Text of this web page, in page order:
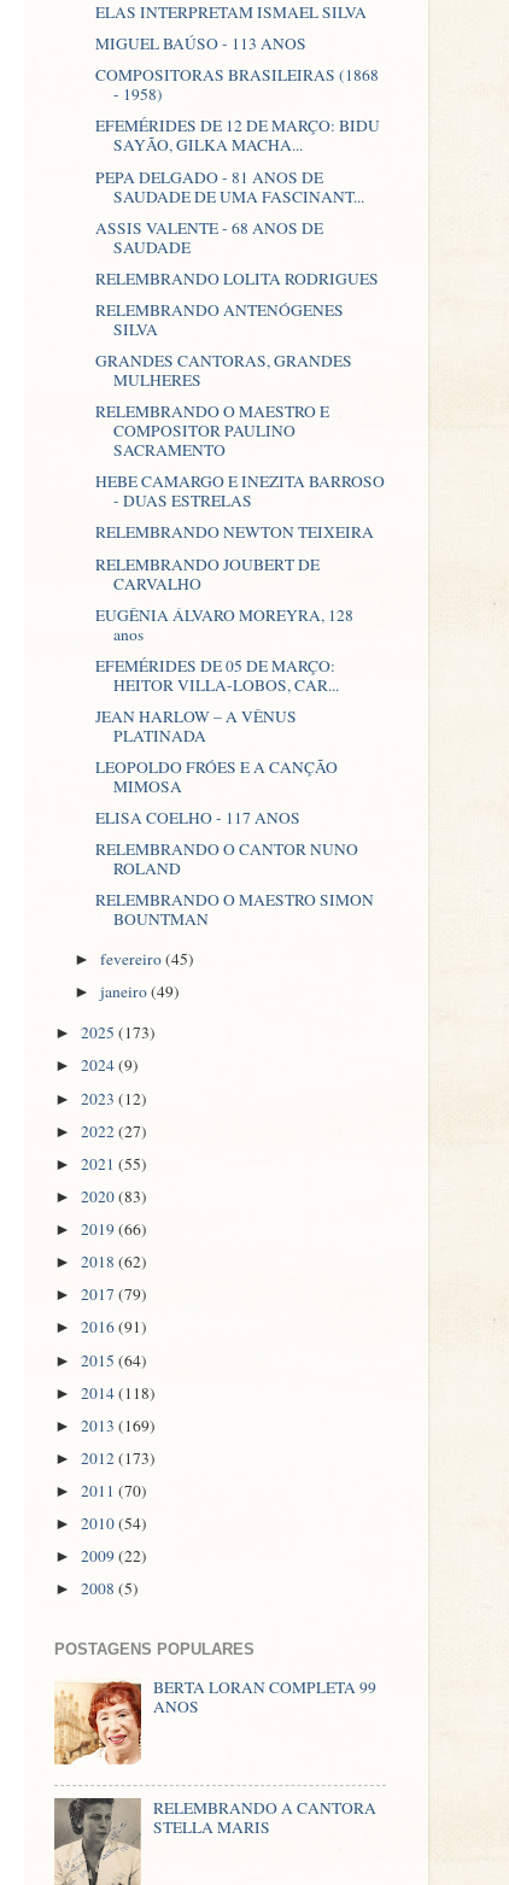
ELAS INTERPRETAM ISMAEL SILVA
MIGUEL BAÚSO - 113 ANOS
COMPOSITORAS BRASILEIRAS (1868
- 1958)
EFEMÉRIDES DE 12 DE MARÇO: BIDU
SAYÃO, GILKA MACHA...
PEPA DELGADO - 81 ANOS DE
SAUDADE DE UMA FASCINANT...
ASSIS VALENTE - 68 ANOS DE
SAUDADE
RELEMBRANDO LOLITA RODRIGUES
RELEMBRANDO ANTENÓGENES
SILVA
GRANDES CANTORAS, GRANDES
MULHERES
RELEMBRANDO O MAESTRO E
COMPOSITOR PAULINO
SACRAMENTO
HEBE CAMARGO E INEZITA BARROSO
- DUAS ESTRELAS
RELEMBRANDO NEWTON TEIXEIRA
RELEMBRANDO JOUBERT DE
CARVALHO
EUGÊNIA ÁLVARO MOREYRA, 128
anos
EFEMÉRIDES DE 05 DE MARÇO:
HEITOR VILLA-LOBOS, CAR...
JEAN HARLOW – A VÊNUS
PLATINADA
LEOPOLDO FRÓES E A CANÇÃO
MIMOSA
ELISA COELHO - 117 ANOS
RELEMBRANDO O CANTOR NUNO
ROLAND
RELEMBRANDO O MAESTRO SIMON
BOUNTMAN
►fevereiro(45)
►janeiro(49)
► 2025 (173)
► 2024(9)
► 2023 (12)
► 2022(27)
► 2021 (55)
► 2020(83)
► 2019(66)
► 2018 (62)
► 2017 (79)
► 2016(91)
► 2015 (64)
► 2014(118)
► 2013 (169)
► 2012(173)
► 2011 (70)
► 2010(54)
► 2009(22)
► 2008 (5)
POSTAGENS POPULARES
BERTA LORAN COMPLETA 99
ANOS
RELEMBRANDO A CANTORA
STELLA MARIS